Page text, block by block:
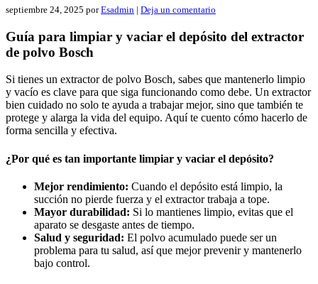
septiembre 24, 2025 porEsadmin | Deja un comentario
Guía para limpiar y vaciar el depósito del extractor
de polvo Bosch
Si tienes un extractor de polvo Bosch, sabes que mantenerlo limpio
y vacío es clave para que siga funcionando como debe. Un extractor
bien cuidado no solo te ayuda a trabajar mejor, sino que también te
protege y alarga la vida del equipo. Aquí te cuento cómo hacerlo de
forma sencilla y efectiva.
¿Por qué es tan importante limpiar y vaciar el depósito?
Mejor rendimiento: Cuando el depósito está limpio, la
succión no pierde fuerza y el extractor trabaja a tope.
Mayor durabilidad: Si lo mantienes limpio, evitas que el
aparato se desgaste antes de tiempo.
Salud y seguridad: El polvo acumulado puede ser un
problema para tu salud, así que mejor prevenir y mantenerlo
bajo control.